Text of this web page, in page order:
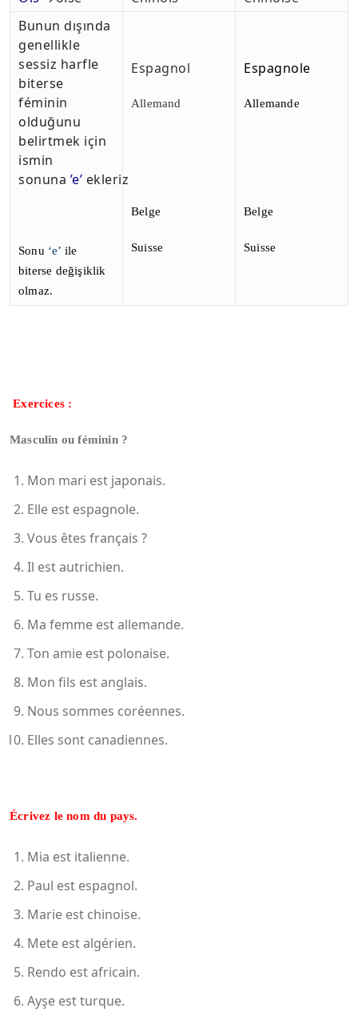
Bunun dışında
genellikle
sessiz harfle
biterse
féminin
olduğunu
belirtmek için
ismin
sonuna ’e’ ekleriz
Sonu ‘e’ ile
biterse değişiklik
olmaz.
Espagnol
Allemand
Belge
Suisse
Espagnole
Allemande
Belge
Suisse
Exercices :
Masculin ou féminin ?
Mon mari est japonais.
Elle est espagnole.
Vous êtes français ?
Il est autrichien.
Tu es russe.
Ma femme est allemande.
Ton amie est polonaise.
Mon fils est anglais.
Nous sommes coréennes.
Elles sont canadiennes.
Écrivez le nom du pays.
Mia est italienne.
Paul est espagnol.
Marie est chinoise.
Mete est algérien.
Rendo est africain.
Ayşe est turque.